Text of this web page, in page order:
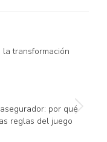
transformación
por qué
reglas del juego